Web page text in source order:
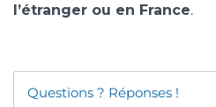
l’étranger ou en France.
Questions ? Réponses !